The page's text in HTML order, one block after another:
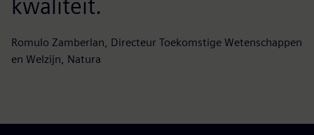
kwaliteit.
Romulo Zamberlan, Directeur Toekomstige Wetenschappen
en Welzijn, Natura